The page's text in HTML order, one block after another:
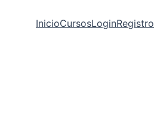
InicioCursosLoginRegistro